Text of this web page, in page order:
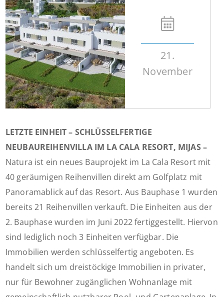
21.
November
LETZTE EINHEIT – SCHLÜSSELFERTIGE
NEUBAUREIHENVILLA IM LA CALA RESORT, MIJAS –
Natura ist ein neues Bauprojekt im La Cala Resort mit
40 geräumigen Reihenvillen direkt am Golfplatz mit
Panoramablick auf das Resort. Aus Bauphase 1 wurden
bereits 21 Reihenvillen verkauft. Die Einheiten aus der
2. Bauphase wurden im Juni 2022 fertiggestellt. Hiervon
sind lediglich noch 3 Einheiten verfügbar. Die
Immobilien werden schlüsselfertig angeboten. Es
handelt sich um dreistöckige Immobilien in privater,
nur für Bewohner zugänglichen Wohnanlage mit